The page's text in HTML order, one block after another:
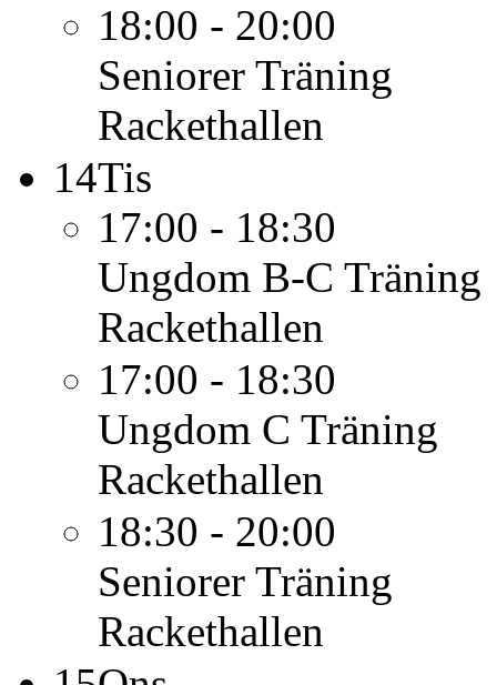
18:00 - 20:00
Seniorer Träning
Rackethallen
14Tis
17:00 - 18:30
Ungdom B-C Träning
Rackethallen
17:00 - 18:30
Ungdom C Träning
Rackethallen
18:30 - 20:00
Seniorer Träning
Rackethallen